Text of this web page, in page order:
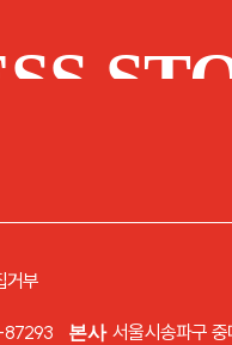
거부
본사서울시송파구